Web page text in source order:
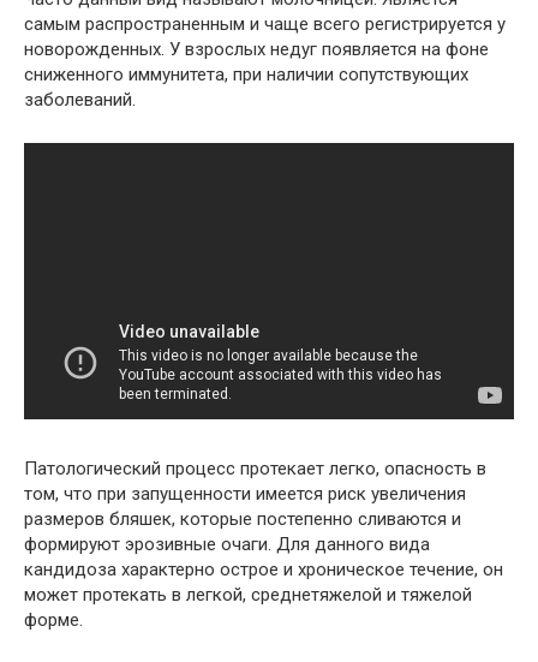
самым распространенным и чаще всего регистрируется у
новорожденных. У взрослых недуг появляется на фоне
сниженного иммунитета, при наличии сопутствующих
заболеваний.
Патологический процесс протекает легко, опасность в
том, что при запущенности имеется риск увеличения
размеров бляшек, которые постепенно сливаются и
формируют эрозивные очаги. Для данного вида
кандидоза характерно острое и хроническое течение, он
может протекать в легкой, среднетяжелой и тяжелой
форме.